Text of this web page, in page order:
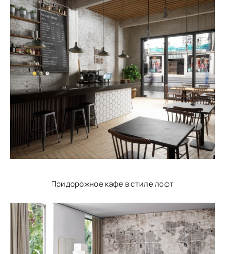
Придорожное кафе в стиле лофт